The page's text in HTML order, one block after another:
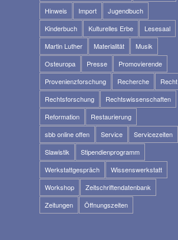
Hinweis
Import
Jugendbuch
Kinderbuch
Kulturelles Erbe
Lesesaal
Martin Luther
Materialität
Musik
Osteuropa
Presse
Promovierende
Provenienzforschung
Recherche
Recht
Rechtsforschung
Rechtswissenschaften
Reformation
Restaurierung
sbb online offen
Service
Servicezeiten
Slawistik
Stipendienprogramm
Werkstattgespräch
Wissenswerkstatt
Workshop
Zeitschriftendatenbank
Zeitungen
Öffnungszeiten